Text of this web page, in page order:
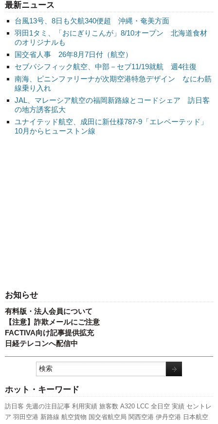
最新ニュース
台風13号、8日も欠航340便超 沖縄・奄美方面
羽田1タミ、「おにぎりこんが」8/10オープン 北海道食材
のオリジナルも
国交省人事 26年8月7日付（航空）
セブパシフィック航空、中部－セブ11/19就航 週4往復
南海、ピニンファリーナが次期空港特急デザイン なにわ筋
線乗り入れ
JAL、マレーシア航空の福岡新路線とコードシェア 訪日客
の地方誘客拡大
ユナイテッド航空、成田に新仕様787-9「エレベーテッド」
10月からヒューストン線
お知らせ
有料版・法人会員について
【注意】詐欺メールにご注意
FACTIVA向け記事提供拡充
日経テレコンへ配信中
ホット・キーワード
訪日客 先週の注目記事 利用実績 旅客数 A320 LCC 全日空 実績 セントレ
ア 羽田空港 新路線 航空貨物 国交省航空局 関西空港 伊丹空港 日本航空